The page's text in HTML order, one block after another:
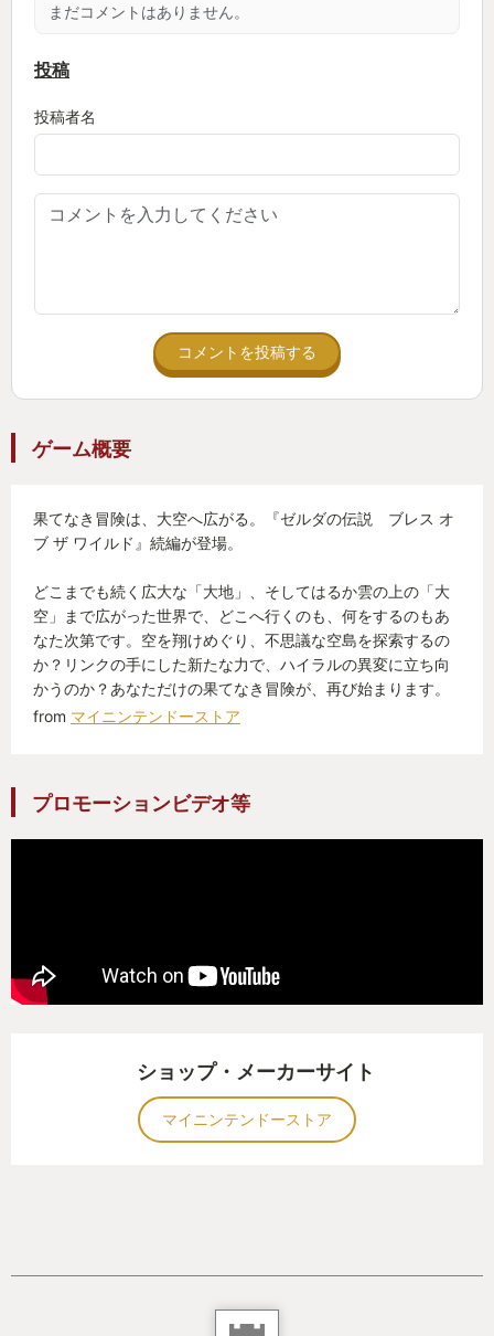
まだコメントはありません。
投稿
投稿者名
コメントを投稿する
ゲーム概要
果てなき冒険は、大空へ広がる。『ゼルダの伝説 ブレス オ
ブ ザ ワイルド』続編が登場。
どこまでも続く広大な「大地」、そしてはるか雲の上の「大
空」まで広がった世界で、どこへ行くのも、何をするのもあ
なた次第です。空を翔けめぐり、不思議な空島を探索するの
か？リンクの手にした新たな力で、ハイラルの異変に立ち向
かうのか？あなただけの果てなき冒険が、再び始まります。
from マイニンテンドーストア
プロモーションビデオ等
ショップ・メーカーサイト
マイニンテンドーストア